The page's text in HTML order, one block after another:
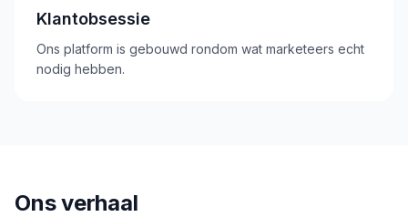
Klantobsessie
Ons platform is gebouwd rondom wat marketeers echt
nodig hebben.
Ons verhaal